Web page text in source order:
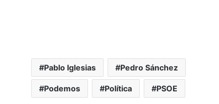
Pablo Iglesias Pedro Sánchez
Podemos Política PSOE